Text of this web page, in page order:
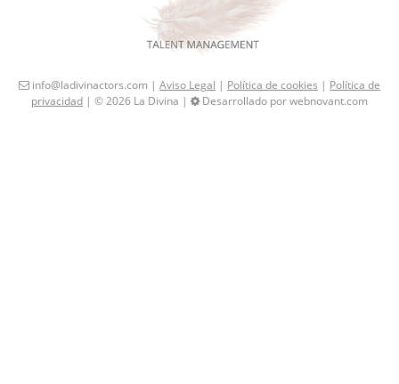
info@ladivinactors.com | Aviso Legal | Política de cookies | Política de
privacidad | © 2026 La Divina | Desarrollado por webnovant.com